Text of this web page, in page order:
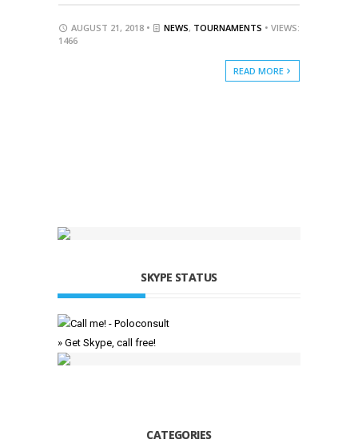
AUGUST 21, 2018 • NEWS, TOURNAMENTS • VIEWS:
1466
READ MORE
SKYPE STATUS
» Get Skype, call free!
CATEGORIES